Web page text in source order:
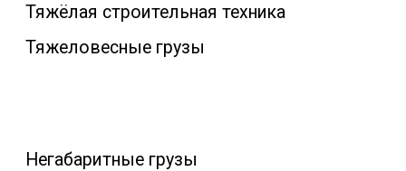
Тяжёлая строительная техника
Тяжеловесные грузы
Негабаритные грузы